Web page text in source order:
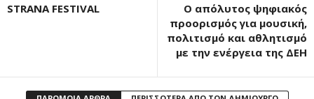
STRANA FESTIVAL
Ο απόλυτος ψηφιακός
προορισμός για μουσική,
πολιτισμό και αθλητισμό
με την ενέργεια της ΔΕΗ